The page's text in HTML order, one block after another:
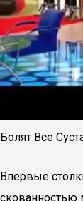
Болят Все
Впервые
скованностью